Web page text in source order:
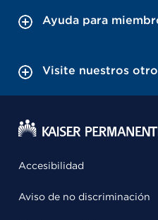
Ayuda para
Visite nuestros
Accesibilidad
Aviso de no discriminación